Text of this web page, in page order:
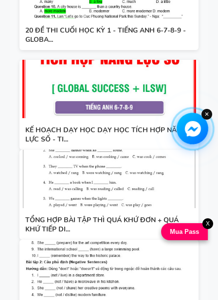
20 ĐỀ THI CUỐI HỌC KỲ 1 - TIẾNG ANH 6-7-8-9 -
GLOBA...
KẾ HOẠCH DẠY HỌC DẠY HỌC TÍCH HỢP NĂNG
LỰC SỐ - TI...
TỔNG HỢP BÀI TẬP THÌ QUÁ KHỨ ĐƠN + QUÁ
KHỨ TIẾP DI...
Mua Pass
X
✕